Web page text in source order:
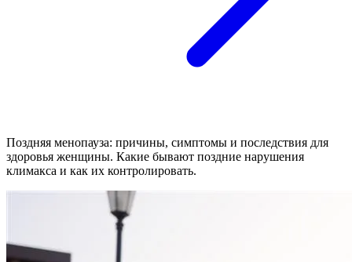
Поздняя менопауза: причины, симптомы и последствия для
здоровья женщины. Какие бывают поздние нарушения
климакса и как их контролировать.